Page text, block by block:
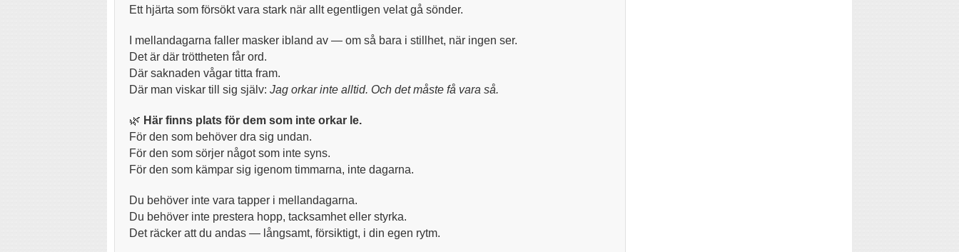
Ett hjärta som försökt vara stark när allt egentligen velat gå sönder.
I mellandagarna faller masker ibland av — om så bara i stillhet, när ingen ser.
Det är där tröttheten får ord.
Där saknaden vågar titta fram.
Där man viskar till sig själv: Jag orkar inte alltid. Och det måste få vara så.
🌿 Här finns plats för dem som inte orkar le.
För den som behöver dra sig undan.
För den som sörjer något som inte syns.
För den som kämpar sig igenom timmarna, inte dagarna.
Du behöver inte vara tapper i mellandagarna.
Du behöver inte prestera hopp, tacksamhet eller styrka.
Det räcker att du andas — långsamt, försiktigt, i din egen rytm.